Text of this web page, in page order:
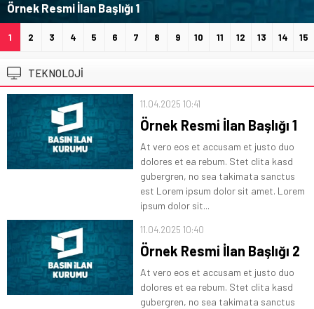
Örnek Resmi İlan Başlığı 2
1 2 3 4 5 6 7 8 9 10 11 12 13 14 15
TEKNOLOJİ
11.04.2025 10:41
Örnek Resmi İlan Başlığı 1
At vero eos et accusam et justo duo
dolores et ea rebum. Stet clita kasd
gubergren, no sea takimata sanctus
est Lorem ipsum dolor sit amet. Lorem
ipsum dolor sit...
11.04.2025 10:40
Örnek Resmi İlan Başlığı 2
At vero eos et accusam et justo duo
dolores et ea rebum. Stet clita kasd
gubergren, no sea takimata sanctus